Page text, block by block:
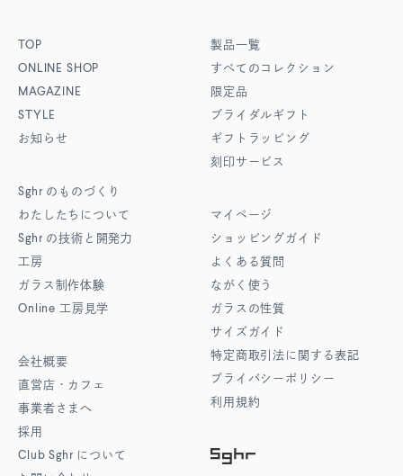
TOP
ONLINE SHOP
MAGAZINE
STYLE
お知らせ
Sghr のものづくり
わたしたちについて
Sghr の技術と開発力
工房
ガラス制作体験
Online 工房見学
会社概要
直営店・カフェ
事業者さまへ
採用
Club Sghr について
製品一覧
すべてのコレクション
限定品
ブライダルギフト
ギフトラッピング
刻印サービス
マイページ
ショッピングガイド
よくある質問
ながく使う
ガラスの性質
サイズガイド
特定商取引法に関する表記
プライバシーポリシー
利用規約